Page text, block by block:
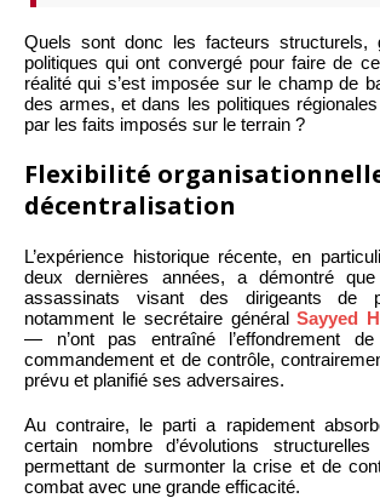
Quels sont donc les facteurs structurels,
politiques qui ont convergé pour faire de
réalité qui s’est imposée sur le champ de
des armes, et dans les politiques
par les faits imposés sur le terrain ?
Flexibilité
décentralisation
L’expérience historique récente, en
deux dernières années, a démontré
assassinats visant des dirigeants de
notamment le secrétaire généralSayyed
— n’ont pas entraîné l’effondrement
commandement et de contrôle,
prévu et planifié ses adversaires.
Au contraire, le parti a rapidement
certain nombre d’évolutions
permettant de surmonter la crise et de
combat avec une grande efficacité.